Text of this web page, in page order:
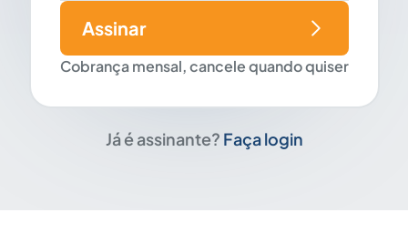
Cobrança mensal, cancele quando quiser
Assinar
Já é assinante? Faça login